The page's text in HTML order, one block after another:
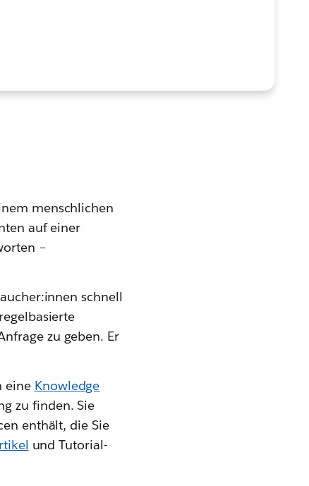
menschlichen
auf einer
–
schnell
zu geben. Er
eine Knowledge
zu finden. Sie
enthält, die Sie
und Tutorial-